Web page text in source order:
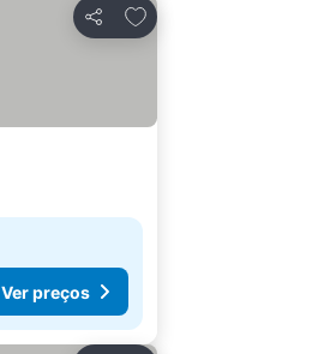
Partilhar
Adicionar aos favoritos
Ver preços